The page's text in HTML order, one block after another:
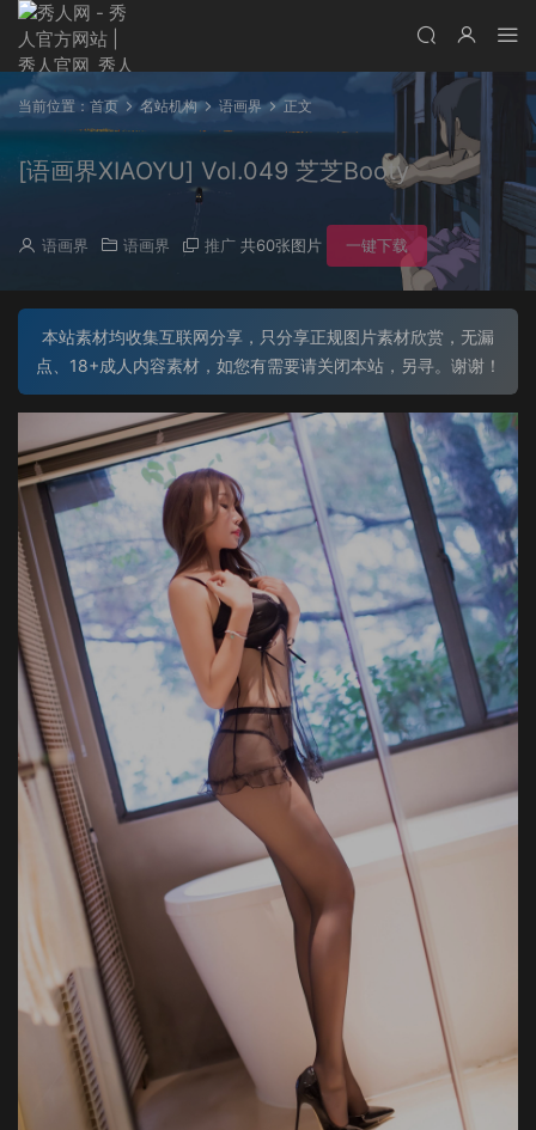
当前位置： 首页 名站机构 语画界 正文
[语画界XIAOYU] Vol.049 芝芝Booty
语画界 语画界 推广 共60张图片 一键下载
本站素材均收集互联网分享，只分享正规图片素材欣赏，无漏
点、18+成人内容素材，如您有需要请关闭本站，另寻。谢谢！